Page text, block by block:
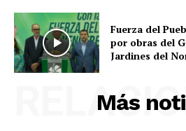
Fuerza del
por obras del
Jardines del
Más